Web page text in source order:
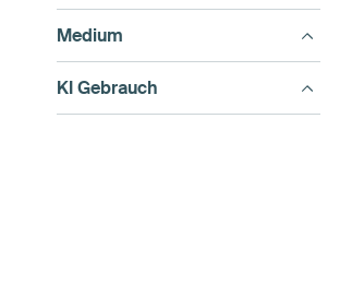
Medium
KI Gebrauch